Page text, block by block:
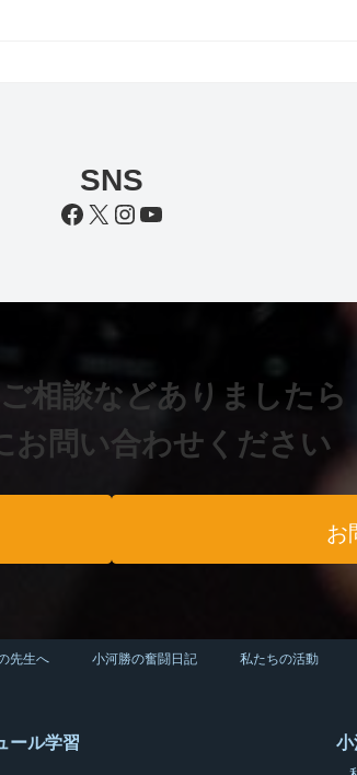
SNS
Facebook
X Instagram
YouTube
相談などありましたら
お問い合わせください
お
先生へ 小河勝の奮闘日記 私たちの活動
ール学習 小